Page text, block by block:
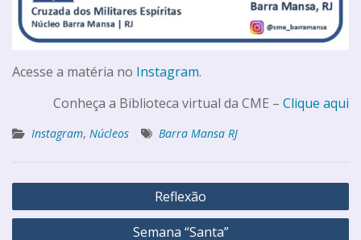
Acesse a matéria no Instagram.
Conheça a Biblioteca virtual da CME – Clique aqui
Instagram, Núcleos Barra Mansa RJ
Reflexão
Semana “Santa”